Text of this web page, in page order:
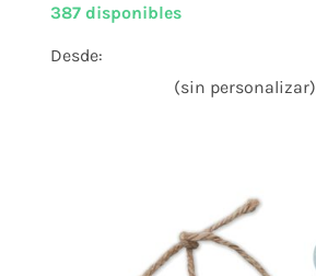
387 disponibles
Desde:
(sin personalizar)